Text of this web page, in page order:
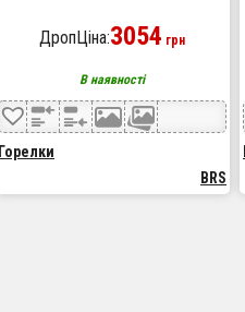
ДропЦіна:3054 грн
В наявності
Горелки
BRS